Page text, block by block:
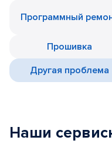
Программный
Прошивка
Другая проблема
Наши